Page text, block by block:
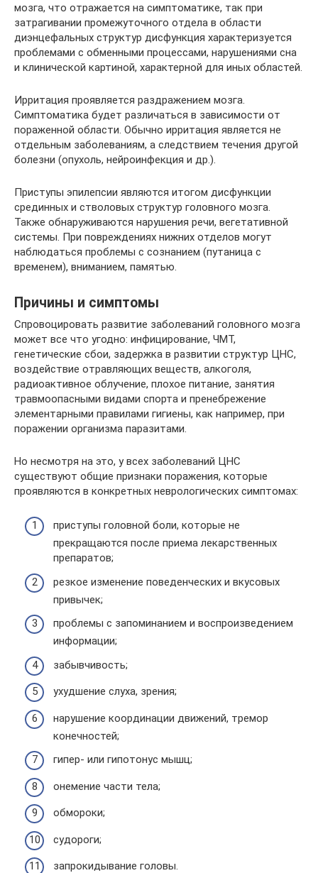
мозга, что отражается на симптоматике, так при
затрагивании промежуточного отдела в области
диэнцефальных структур дисфункция характеризуется
проблемами с обменными процессами, нарушениями сна
и клинической картиной, характерной для иных областей.
Ирритация проявляется раздражением мозга.
Симптоматика будет различаться в зависимости от
пораженной области. Обычно ирритация является не
отдельным заболеваниям, а следствием течения другой
болезни (опухоль, нейроинфекция и др.).
Приступы эпилепсии являются итогом дисфункции
срединных и стволовых структур головного мозга.
Также обнаруживаются нарушения речи, вегетативной
системы. При повреждениях нижних отделов могут
наблюдаться проблемы с сознанием (путаница с
временем), вниманием, памятью.
Причины и симптомы
Спровоцировать развитие заболеваний головного мозга
может все что угодно: инфицирование, ЧМТ,
генетические сбои, задержка в развитии структур ЦНС,
воздействие отравляющих веществ, алкоголя,
радиоактивное облучение, плохое питание, занятия
травмоопасными видами спорта и пренебрежение
элементарными правилами гигиены, как например, при
поражении организма паразитами.
Но несмотря на это, у всех заболеваний ЦНС
существуют общие признаки поражения, которые
проявляются в конкретных неврологических симптомах:
приступы головной боли, которые не
прекращаются после приема лекарственных
препаратов;
резкое изменение поведенческих и вкусовых
привычек;
проблемы с запоминанием и воспроизведением
информации;
забывчивость;
ухудшение слуха, зрения;
нарушение координации движений, тремор
конечностей;
гипер- или гипотонус мышц;
онемение части тела;
обмороки;
судороги;
запрокидывание головы.